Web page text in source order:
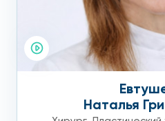
Наталья